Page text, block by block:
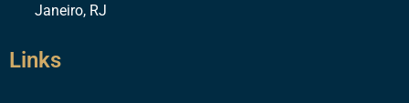
Janeiro, RJ
Links